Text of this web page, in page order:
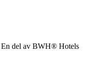
En del av BWH® Hotels